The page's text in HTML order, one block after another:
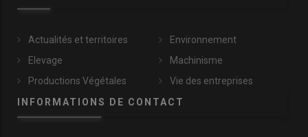
Actualités et territoires
Elevage
Productions Végétales
Environnement
Machinisme
Vie des entreprises
INFORMATIONS DE CONTACT